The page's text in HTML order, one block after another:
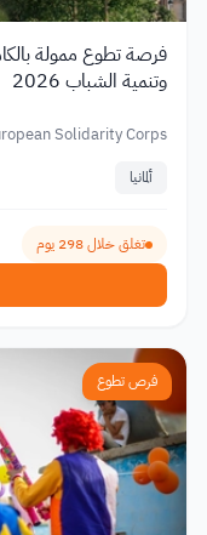
فرصة تطوع ممولة
وتنمية الشباب 2026
Solidarity Corps
ألمانيا
تغلق خلال 298 يوم
فرص تطوع